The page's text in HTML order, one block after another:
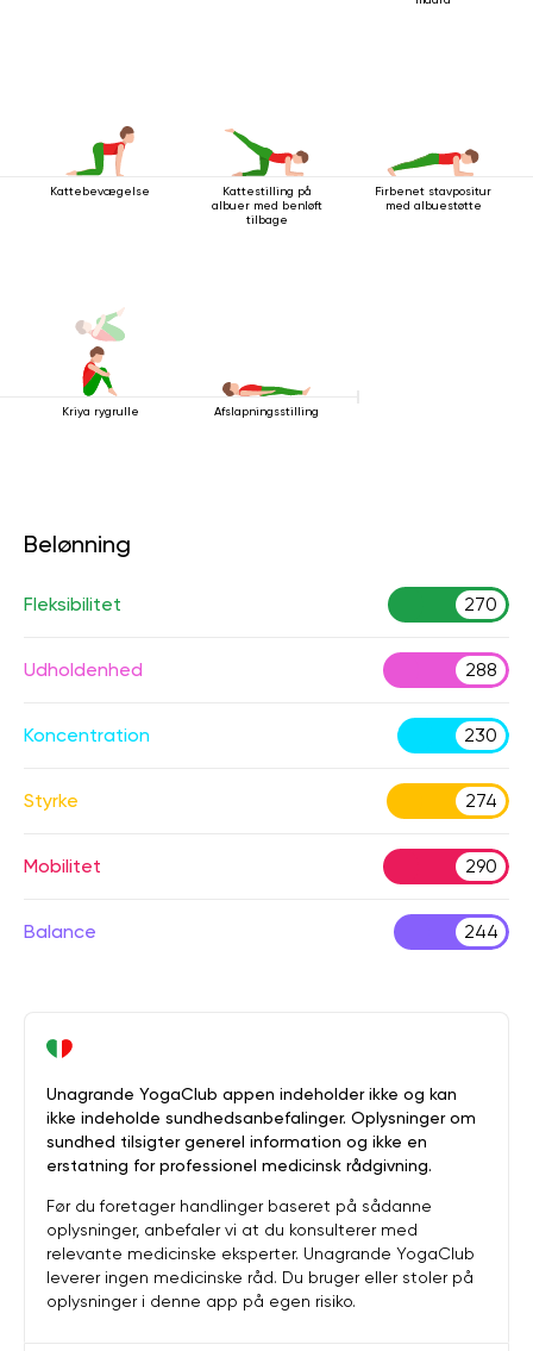
Kattebevægelse
Kattestilling på
albuer med benløft
tilbage
Firbenet stavpositur
med albuestøtte
Kriya rygrulle Afslapningsstilling
Belønning
Fleksibilitet 270
Udholdenhed 288
Koncentration 230
Styrke 274
Mobilitet 290
Balance 244
Unagrande YogaClub appen indeholder ikke og kan
ikke indeholde sundhedsanbefalinger. Oplysninger om
sundhed tilsigter generel information og ikke en
erstatning for professionel medicinsk rådgivning.
Før du foretager handlinger baseret på sådanne
oplysninger, anbefaler vi at du konsulterer med
relevante medicinske eksperter. Unagrande YogaClub
leverer ingen medicinske råd. Du bruger eller stoler på
oplysninger i denne app på egen risiko.